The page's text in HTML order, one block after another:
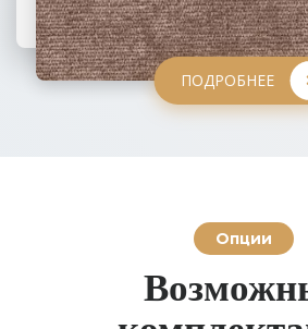
ПОДРОБНЕЕ
ПОДРОБНЕЕ
ПОДРОБНЕЕ
Опции